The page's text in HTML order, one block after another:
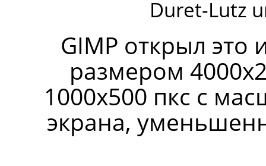
Duret-Lutz
GIMP открыл
размером
1000x500 пкс с
экрана,